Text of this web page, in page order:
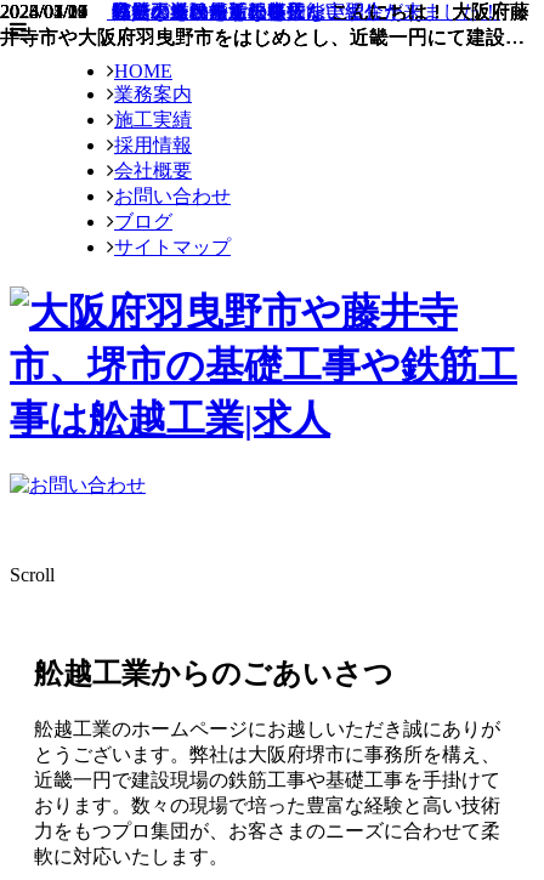
HOME
業務案内
施工実績
採用情報
会社概要
お問い合わせ
ブログ
サイトマップ
Scroll
舩越工業からのごあいさつ
舩越工業のホームページにお越しいただき誠にありが
とうございます。弊社は大阪府堺市に事務所を構え、
近畿一円で建設現場の鉄筋工事や基礎工事を手掛けて
おります。数々の現場で培った豊富な経験と高い技術
力をもつプロ集団が、お客さまのニーズに合わせて柔
軟に対応いたします。
2026/05/01 皆でバーベキューを行ないました！
2025/02/19 ベトナムから新しい技能実習生が来ました！
2024/07/25 バーベキューをしました！
2024/04/17 弊社の近況をご報告！
2024/01/09 舩越工業の最近の様子をご紹介！
2023/01/23 鉄筋工を目指すなら知…こんにちは！ 大阪府藤
井寺市や大阪府羽曳野市をはじめとし、近畿一円にて建設…
2023/01/20 気になる鉄筋工の収入…こんにちは！ 大阪府藤
井寺市や大阪府羽曳野市をはじめとし、近畿一円にて建設…
2023/01/17 品質の良い鉄筋工事に…こんにちは！ 大阪府藤
井寺市や大阪府羽曳野市をはじめとし、近畿一円にて建設…
2023/01/14 完全未経験から鉄筋工…こんにちは！ 大阪府藤
井寺市や大阪府羽曳野市をはじめとし、近畿一円にて建設…